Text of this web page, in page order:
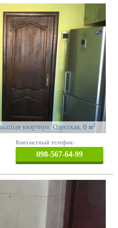
квартира, Одесская, 0 м2
Контактный телефон:
098-567-64-99